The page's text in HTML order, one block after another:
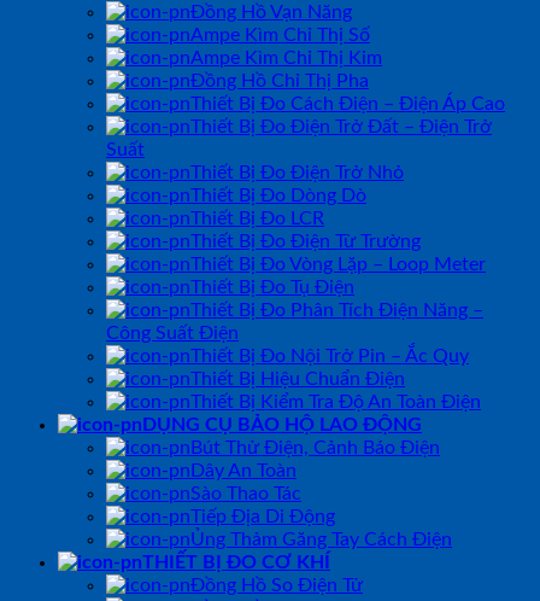
Đồng Hồ Vạn Năng
Ampe Kìm Chỉ Thị Số
Ampe Kìm Chỉ Thị Kim
Đồng Hồ Chỉ Thị Pha
Thiết Bị Đo Cách Điện – Điện Áp Cao
Thiết Bị Đo Điện Trở Đất – Điện Trở
Suất
Thiết Bị Đo Điện Trở Nhỏ
Thiết Bị Đo Dòng Dò
Thiết Bị Đo LCR
Thiết Bị Đo Điện Từ Trường
Thiết Bị Đo Vòng Lặp – Loop Meter
Thiết Bị Đo Tụ Điện
Thiết Bị Đo Phân Tích Điện Năng –
Công Suất Điện
Thiết Bị Đo Nội Trở Pin – Ắc Quy
Thiết Bị Hiệu Chuẩn Điện
Thiết Bị Kiểm Tra Độ An Toàn Điện
DỤNG CỤ BẢO HỘ LAO ĐỘNG
Bút Thử Điện, Cảnh Báo Điện
Dây An Toàn
Sào Thao Tác
Tiếp Địa Di Động
Ủng Thảm Găng Tay Cách Điện
THIẾT BỊ ĐO CƠ KHÍ
Đồng Hồ So Điện Tử